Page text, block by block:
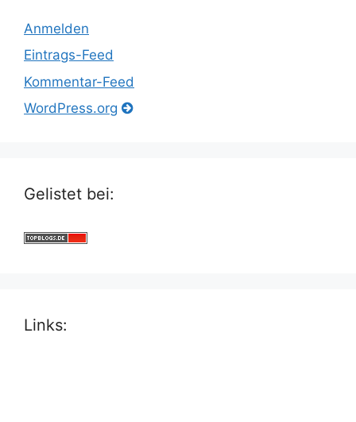
Anmelden
Eintrags-Feed
Kommentar-Feed
WordPress.org
Gelistet bei:
Links: